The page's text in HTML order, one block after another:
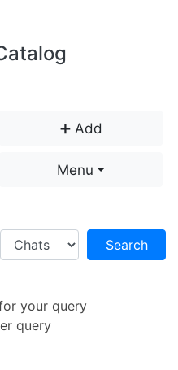
➕ Add
Menu
Search
your query
query